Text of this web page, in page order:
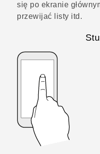
POMOC TECHNICZNA
się po ekranie
przewijać listy itd.